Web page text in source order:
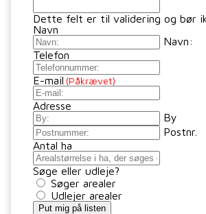
Dette felt er til validering og bør
Navn
Navn:
Telefon
E-mail (Påkrævet)
Adresse
By
Postnr.
Antal ha
Søge eller udleje?
Søger arealer
Udlejer arealer
Put mig på listen